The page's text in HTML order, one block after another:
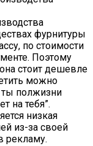
фурнитуры
по стоимости
Поэтому
стоит дешевле
можно
ты полжизни
на тебя”.
низкая
из-за своей
рекламу.